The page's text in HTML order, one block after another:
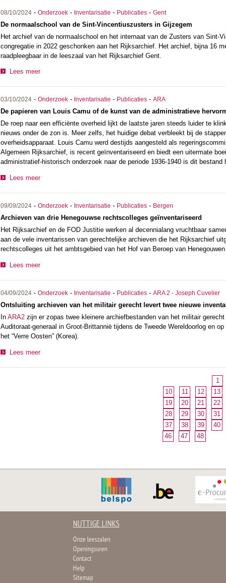
08/10/2024 - Onderzoek - Inventarisatie - Publicaties - Gent
De normaalschool van de Sint-Vincentiuszusters in Gijzegem
Het archief van de normaalschool en het internaat van de Zusters van Sint-
congregatie in 2022 geschonken aan het Rijksarchief. Het archief, bijna 16
raadpleegbaar in de leeszaal van het Rijksarchief Gent.
Lees meer
03/10/2024 - Onderzoek - Inventarisatie - Publicaties - ARA
De papieren van Louis Camu of de kunst van de administratieve
De roep naar een efficiënte overheid lijkt de laatste jaren steeds luider te
nieuws onder de zon is. Meer zelfs, het huidige debat verbleekt bij de
overheidsapparaat. Louis Camu werd destijds aangesteld als
Algemeen Rijksarchief, is recent geïnventariseerd en biedt een uitermate
administratief-historisch onderzoek naar de periode 1936-1940 is dit bestand
Lees meer
09/09/2024 - Onderzoek - Inventarisatie - Publicaties - Bergen
Archieven van drie Henegouwse rechtscolleges geïnventariseerd
Het Rijksarchief en de FOD Justitie werken al decennialang vruchtbaar
aan de vele inventarissen van gerechtelijke archieven die het Rijksarchief
rechtscolleges uit het ambtsgebied van het Hof van Beroep van
Lees meer
04/09/2024 - Onderzoek - Inventarisatie - Publicaties - ARA 2 - Joseph Cuvelier
Ontsluiting archieven van het militair gerecht levert twee nieuwe
In ARA2 zijn er zopas twee kleinere archiefbestanden van het militair
Auditoraat-generaal in Groot-Brittannië tijdens de Tweede Wereldoorlog en
het “Verre Oosten” (Korea).
Lees meer
1
10
11 12 13
19
20 21 22
28
29 30 31
37
38 39 40
46
47 48
NUTTIGE LINKS
Onze leeszalen
Openingsuren
Contact
Help
Sitemap